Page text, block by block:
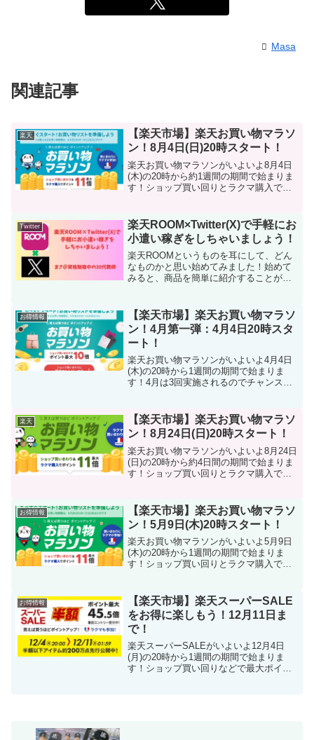
Masa
関連記事
楽天
【楽天市場】楽天お買い物マラソ
ン！8月4日(日)20時スタート！
楽天お買い物マラソンがいよいよ8月4日
(木)の20時から約1週間の期間で始まりま
す！ショップ買い回りとラクマ購入で最
2024年8月2日(金)10:00～2024年8月1...
Twitter
楽天ROOM×Twitter(X)で手軽にお
小遣い稼ぎをしちゃいましょう！
楽天ROOMというものを耳にして、どん
なものかと思い始めてみました！始めて
みると、商品を簡単に紹介することがで
とをオススメします！始めたばかりの私
でも10日で僅...
お得情報
【楽天市場】楽天お買い物マラソ
ン！4月第一弾：4月4日20時スタ
ート！
楽天お買い物マラソンがいよいよ4月4日
(木)の20時から1週間の期間で始まりま
す！4月は3回実施されるのでチャンスを
倍になるお得に買い物ができるチャンス
です！第一弾エ...
楽天
【楽天市場】楽天お買い物マラソ
ン！8月24日(日)20時スタート！
楽天お買い物マラソンがいよいよ8月24日
(日)の20時から約4日間の期間で始まりま
す！ショップ買い回りとラクマ購入で最
2025年8月23日(土)10:00～2025年8...
お得情報
【楽天市場】楽天お買い物マラソ
ン！5月9日(木)20時スタート！
楽天お買い物マラソンがいよいよ5月9日
(木)の20時から1週間の期間で始まりま
す！ショップ買い回りとラクマ購入で最
2024年5月7日(火)10:00～2024年5月16...
お得情報
【楽天市場】楽天スーパーSALE
をお得に楽しもう！12月11日ま
で！
楽天スーパーSALEがいよいよ12月4日
(月)の20時から1週間の期間で始まりま
す！ショップ買い回りなどで最大ポイン